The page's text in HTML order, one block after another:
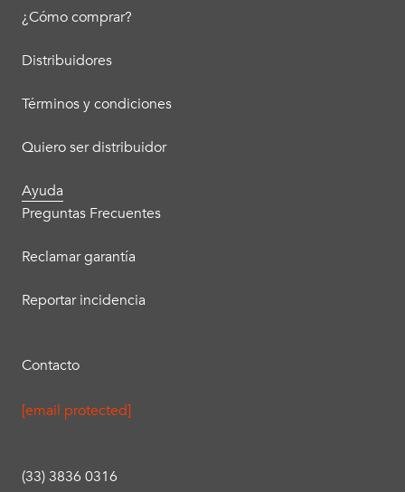
¿Cómo comprar?
Distribuidores
Términos y condiciones
Quiero ser distribuidor
Ayuda
Preguntas Frecuentes
Reclamar garantía
Reportar incidencia
Contacto
[email protected]
(33) 3836 0316